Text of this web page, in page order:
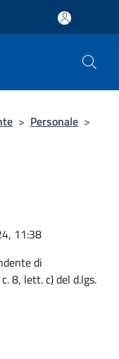
> Personale >
11:38
di
8, lett. c) del d.lgs.